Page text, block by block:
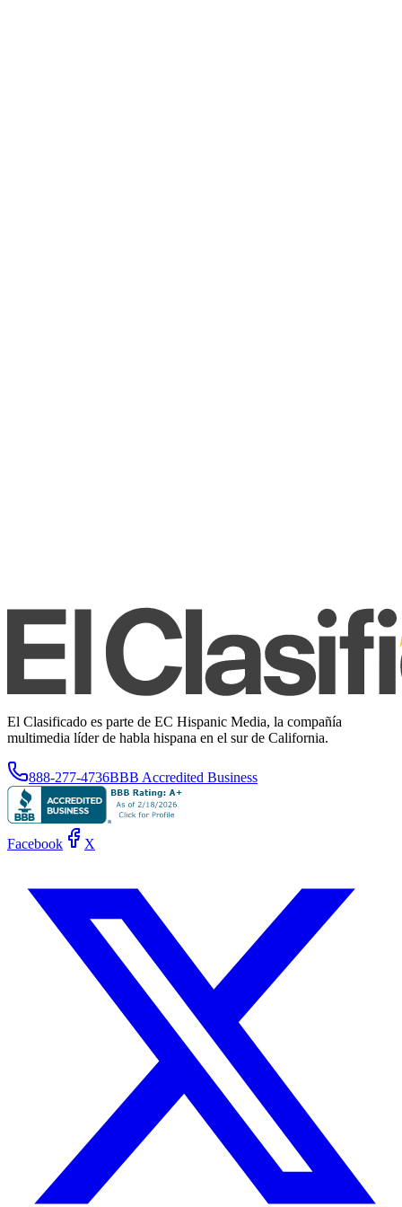
El Clasificado es parte de EC Hispanic Media, la compañía
multimedia líder de habla hispana en el sur de California.
888-277-4736BBB Accredited Business
Facebook X